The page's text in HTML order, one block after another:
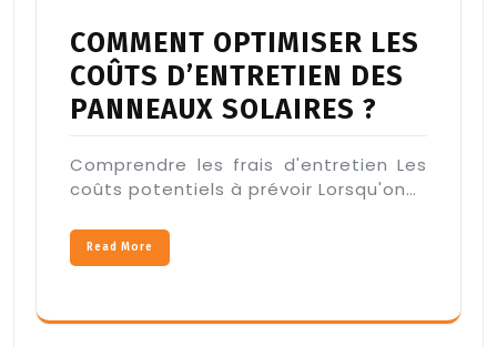
COMMENT OPTIMISER LES
COÛTS D’ENTRETIEN DES
PANNEAUX SOLAIRES ?
Comprendre les frais d'entretien Les
coûts potentiels à prévoir Lorsqu'on…
Read More